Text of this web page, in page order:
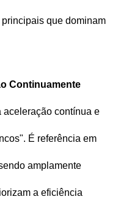
que dominam
Continuamente
aceleração contínua e
É referência em
amplamente
a eficiência